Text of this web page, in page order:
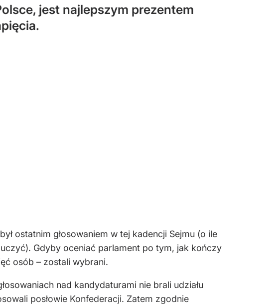
jest najlepszym prezentem
ostatnim głosowaniem w tej kadencji Sejmu (o ile
Gdyby oceniać parlament po tym, jak kończy
osób – zostali wybrani.
nad kandydaturami nie brali udziału
posłowie Konfederacji. Zatem zgodnie